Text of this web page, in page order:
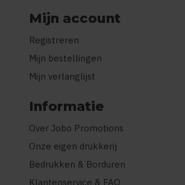
Mijn account
Registreren
Mijn bestellingen
Mijn verlanglijst
Informatie
Over Jobo Promotions
Onze eigen drukkerij
Bedrukken & Borduren
Klantenservice & FAQ